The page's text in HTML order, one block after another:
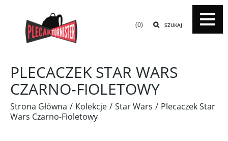
SZUKAJ
(0)
PLECACZEK STAR WARS
CZARNO-FIOLETOWY
Strona Główna Kolekcje Star Wars
Plecaczek Star
Wars Czarno-Fioletowy